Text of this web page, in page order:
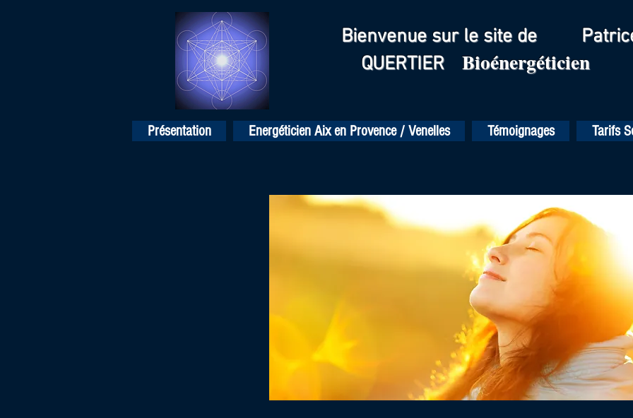
Bienvenue sur le site de
QUERTIERBioénergéticien
Présentation Energéticien Aix en Provence / Venelles Témoignages Tarifs